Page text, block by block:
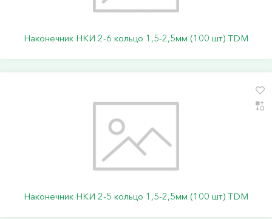
Наконечник НКИ 2-6 кольцо 1,5-2,5мм (100 шт) TDM
Наконечник НКИ 2-5 кольцо 1,5-2,5мм (100 шт) TDM